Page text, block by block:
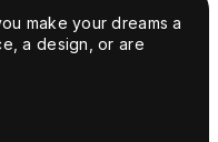
make your dreams a
a design, or are